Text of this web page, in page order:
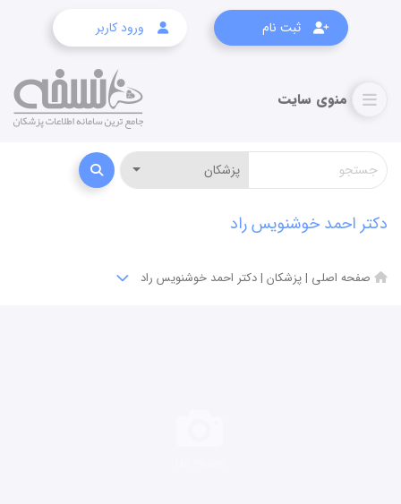
ثبت نام ورود کاربر
دکتر احمد خوشنویس راد
صفحه اصلی |پزشکان |دکتر احمد خوشنویس راد